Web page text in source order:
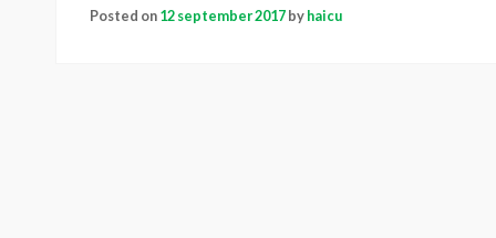
Posted on12 september 2017byhaicu